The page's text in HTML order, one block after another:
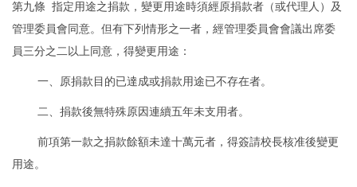
第九條 指定用途之捐款，變更用途時須經原捐款者（或代理人）及
管理委員會同意。但有下列情形之一者，經管理委員會會議出席委
員三分之二以上同意，得變更用途：
一、原捐款目的已達成或捐款用途已不存在者。
二、捐款後無特殊原因連續五年未支用者。
前項第一款之捐款餘額未達十萬元者，得簽請校長核准後變更
用途。